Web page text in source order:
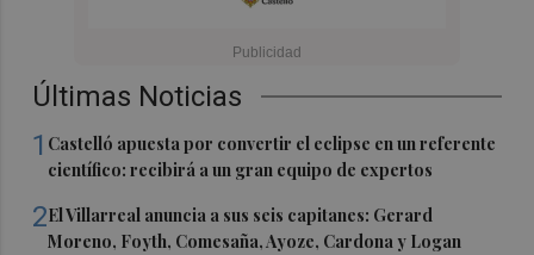
Últimas Noticias
1 Castelló apuesta por convertir el eclipse en un referente
científico: recibirá a un gran equipo de expertos
2El Villarreal anuncia a sus seis capitanes: Gerard
Moreno, Foyth, Comesaña, Ayoze, Cardona y Logan